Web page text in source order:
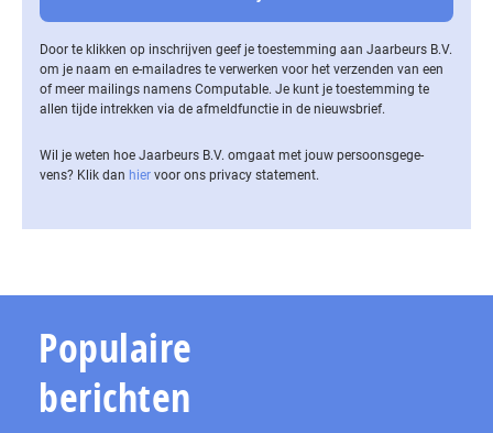
Door te klikken op inschrijven geef je toestemming aan Jaarbeurs B.V.
om je naam en e-mailadres te verwerken voor het verzenden van een
of meer mailings namens Computable. Je kunt je toestemming te
allen tijde intrekken via de af­meld­func­tie in de nieuwsbrief.
Wil je weten hoe Jaarbeurs B.V. omgaat met jouw per­soons­ge­ge­
vens? Klik dan hier voor ons privacy statement.
Populaire
berichten